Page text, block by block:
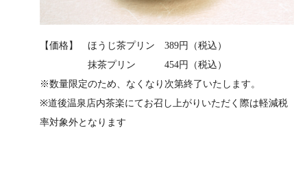
【価格】 ほうじ茶プリン 389円（税込）
抹茶プリン 454円（税込）
※数量限定のため、なくなり次第終了いたします。
※道後温泉店内茶楽にてお召し上がりいただく際は軽減税
率対象外となります